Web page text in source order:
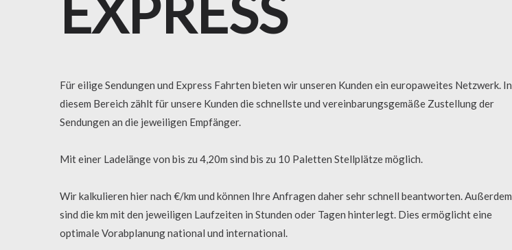
Für eilige Sendungen und Express Fahrten bieten wir unseren Kunden ein europaweites Netzwerk. In
diesem Bereich zählt für unsere Kunden die schnellste und vereinbarungsgemäße Zustellung der
Sendungen an die jeweiligen Empfänger.
Mit einer Ladelänge von bis zu 4,20m sind bis zu 10 Paletten Stellplätze möglich.
Wir kalkulieren hier nach €/km und können Ihre Anfragen daher sehr schnell beantworten. Außerdem
sind die km mit den jeweiligen Laufzeiten in Stunden oder Tagen hinterlegt. Dies ermöglicht eine
optimale Vorabplanung national und international.